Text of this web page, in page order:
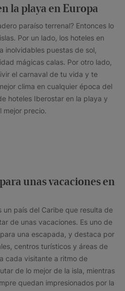
la playa en Europa
paraíso terrenal? Entonces lo
Por un lado, los hoteles en
inolvidables puestas de sol,
mágicas calas. Por otro lado,
el carnaval de tu vida y te
clima en cualquier época del
hoteles Iberostar en la playa y
mejor precio.
unas vacaciones en
un país del Caribe que resulta de
de unas vacaciones. Es uno de
una escapada, y destaca por
centros turísticos y áreas de
cada visitante a ritmo de
de lo mejor de la isla, mientras
quedan impresionados por la